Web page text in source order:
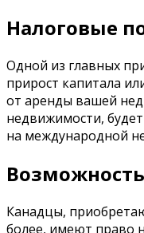
Налоговые
Одной из главных
прирост капитала
от аренды вашей
недвижимости,
на международной
Канадцы,
более, имеют право